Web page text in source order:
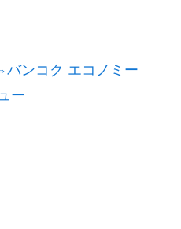
ンコク エコノミー
ー